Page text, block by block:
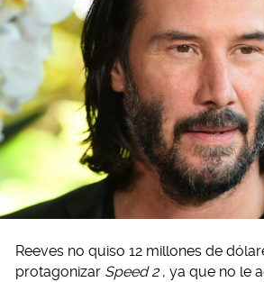
Reeves no quiso 12 millones de
protagonizar Speed 2 , ya que no le